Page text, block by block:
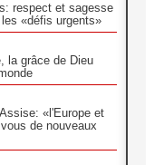
respect et sagesse
«défis urgents»
la grâce de Dieu
«l'Europe et
de nouveaux